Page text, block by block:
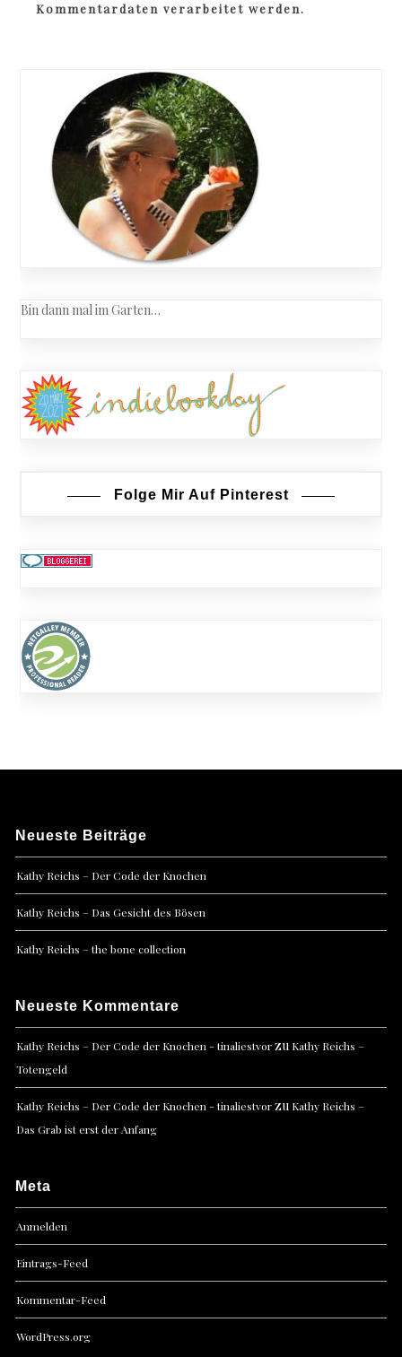
Kommentardaten verarbeitet werden.
Bin dann mal im Garten…
Folge Mir Auf Pinterest
Neueste Beiträge
Kathy Reichs – Der Code der Knochen
Kathy Reichs – Das Gesicht des Bösen
Kathy Reichs – the bone collection
Neueste Kommentare
Kathy Reichs – Der Code der Knochen - tinaliestvorzu Kathy Reichs –
Totengeld
Kathy Reichs – Der Code der Knochen - tinaliestvorzu Kathy Reichs –
Das Grab ist erst der Anfang
Meta
Anmelden
Eintrags-Feed
Kommentar-Feed
WordPress.org